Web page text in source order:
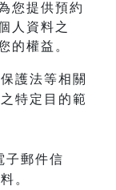
您提供預約
人資料之
的權益。
護法等相關
特定目的範
子郵件信
。